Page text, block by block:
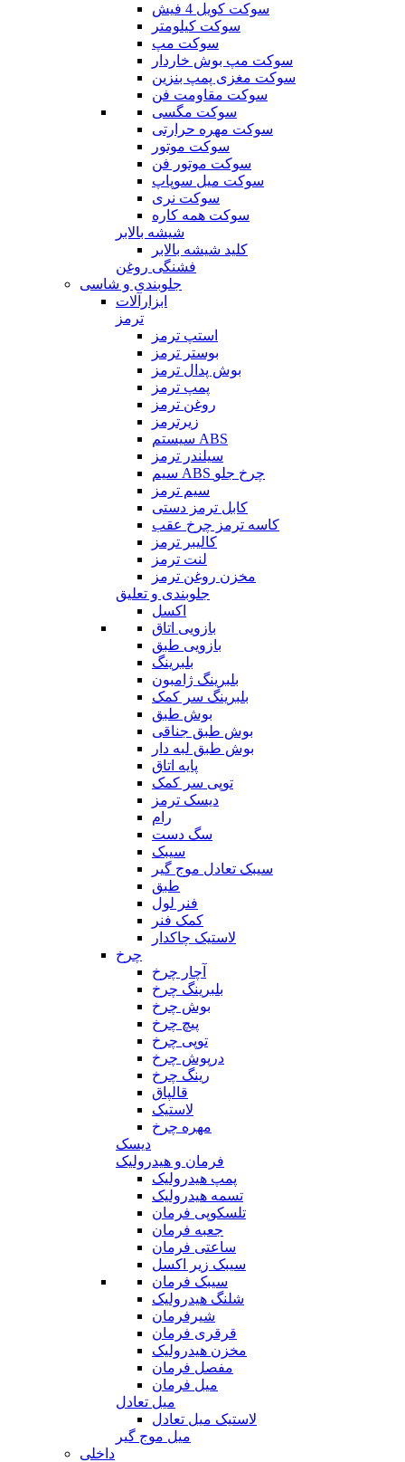
سوکت کویل 4 فیش
سوکت کیلومتر
سوکت مپ
سوکت مپ بوش خاردار
سوکت مغزی پمپ بنزین
سوکت مقاومت فن
سوکت مگسی
سوکت مهره حرارتی
سوکت موتور
سوکت موتور فن
سوکت میل سوپاپ
سوکت نری
سوکت همه کاره
شیشه بالابر
کلید شیشه بالابر
فشنگی روغن
جلوبندی و شاسی
ابزارآلات
ترمز
استپ ترمز
بوستر ترمز
بوش پدال ترمز
پمپ ترمز
روغن ترمز
زیرترمز
سیستم ABS
سیلندر ترمز
سیم ABS چرخ جلو
سیم ترمز
کابل ترمز دستی
کاسه ترمز چرخ عقب
کالیبر ترمز
لنت ترمز
مخزن روغن ترمز
جلوبندی و تعلیق
اکسل
بازویی اتاق
بازویی طبق
بلبرینگ
بلبرینگ ژامبون
بلبرینگ سر کمک
بوش طبق
بوش طبق جناقی
بوش طبق لبه دار
پایه اتاق
توپی سر کمک
دیسک ترمز
رام
سگ دست
سیبک
سیبک تعادل موج گیر
طبق
فنر لول
کمک فنر
لاستیک چاکدار
چرخ
آچار چرخ
بلبرینگ چرخ
بوش چرخ
پیچ چرخ
توپی چرخ
درپوش چرخ
رینگ چرخ
قالپاق
لاستیک
مهره چرخ
دیسک
فرمان و هیدرولیک
پمپ هیدرولیک
تسمه هیدرولیک
تلسکوپی فرمان
جعبه فرمان
ساعتی فرمان
سیبک زیر اکسل
سیبک فرمان
شلنگ هیدرولیک
شیرفرمان
قرقری فرمان
مخزن هیدرولیک
مفصل فرمان
میل فرمان
میل تعادل
لاستیک میل تعادل
میل موج گیر
داخلی